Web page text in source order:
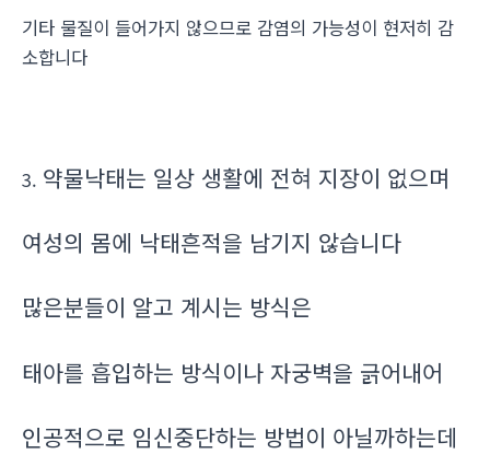
기타 물질이 들어가지 않으므로 감염의 가능성이 현저히 감
소합니다
3. 약물낙태는 일상 생활에 전혀 지장이 없으며
여성의 몸에 낙태흔적을 남기지 않습니다
많은분들이 알고 계시는 방식은
태아를 흡입하는 방식이나 자궁벽을 긁어내어
인공적으로 임신중단하는 방법이 아닐까하는데